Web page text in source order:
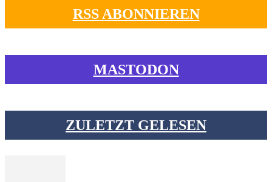
RSS ABONNIEREN
MASTODON
ZULETZT GELESEN